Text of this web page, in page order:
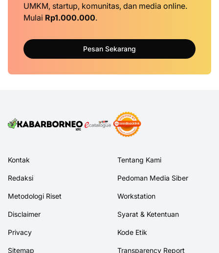
UMKM, startup, komunitas, dan media online.
Mulai Rp1.000.000.
Pesan Sekarang
Kontak Tentang Kami
Redaksi Pedoman Media Siber
Metodologi Riset Workstation
Disclaimer Syarat & Ketentuan
Privacy Kode Etik
Sitemap Transparency Report